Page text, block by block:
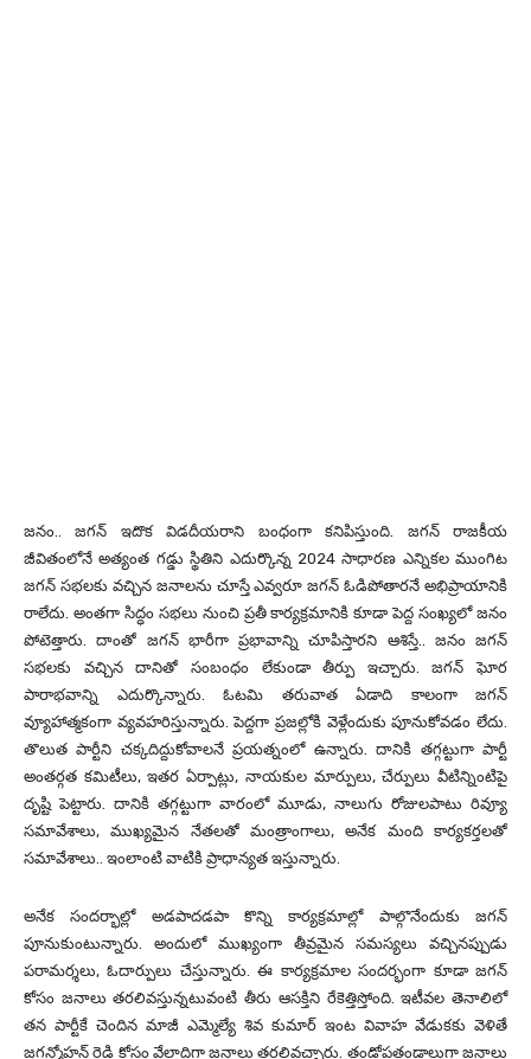
జనం.. జగన్‌ ఇదొక విడదీయరాని బంధంగా కనిపిస్తుంది. జగన్‌ రాజకీయ
జీవితంలోనే అత్యంత గడ్డు స్థితిని ఎదుర్కొన్న 2024 సాధారణ ఎన్నికల ముంగిట
జగన్‌ సభలకు వచ్చిన జనాలను చూస్తే ఎవ్వరూ జగన్‌ ఓడిపోతారనే అభిప్రాయానికి
రాలేదు. అంతగా సిద్ధం సభలు నుంచి ప్రతీ కార్యక్రమానికి కూడా పెద్ద సంఖ్యలో జనం
పోటెత్తారు. దాంతో జగన్‌ భారీగా ప్రభావాన్ని చూపిస్తారని ఆశిస్తే.. జనం జగన్‌
సభలకు వచ్చిన దానితో సంబంధం లేకుండా తీర్పు ఇచ్చారు. జగన్‌ ఘోర
పారాభవాన్ని ఎదుర్కొన్నారు. ఓటమి తరువాత ఏడాది కాలంగా జగన్‌
వ్యూహాత్మకంగా వ్యవహరిస్తున్నారు. పెద్దగా ప్రజల్లోకి వెళ్లేందుకు పూనుకోవడం లేదు.
తొలుత పార్టీని చక్కదిద్దుకోవాలనే ప్రయత్నంలో ఉన్నారు. దానికి తగ్గట్టుగా పార్టీ
అంతర్గత కమిటీలు, ఇతర ఏర్పాట్లు, నాయకుల మార్పులు, చేర్పులు వీటిన్నింటిపై
దృష్టి పెట్టారు. దానికి తగ్గట్టుగా వారంలో మూడు, నాలుగు రోజులపాటు రివ్యూ
సమావేశాలు, ముఖ్యమైన నేతలతో మంత్రాంగాలు, అనేక మంది కార్యకర్తలతో
సమావేశాలు.. ఇంలాంటి వాటికి ప్రాధాన్యత ఇస్తున్నారు.
అనేక సందర్భాల్లో అడపాదడపా కొన్ని కార్యక్రమాల్లో పాల్గొనేందుకు జగన్‌
పూనుకుంటున్నారు. అందులో ముఖ్యంగా తీవ్రమైన సమస్యలు వచ్చినప్పుడు
పరామర్శలు, ఓదార్పులు చేస్తున్నారు. ఈ కార్యక్రమాల సందర్భంగా కూడా జగన్‌
కోసం జనాలు తరలివస్తున్నటువంటి తీరు ఆసక్తిని రేకెత్తిస్తోంది. ఇటీవల తెనాలిలో
తన పార్టీకే చెందిన మాజీ ఎమ్మెల్యే శివ కుమార్‌ ఇంట వివాహ వేడుకకు వెళితే
జగన్మోహన్‌ రెడ్డి కోసం వేలాదిగా జనాలు తరలివచ్చారు. తండోపతండాలుగా జనాలు